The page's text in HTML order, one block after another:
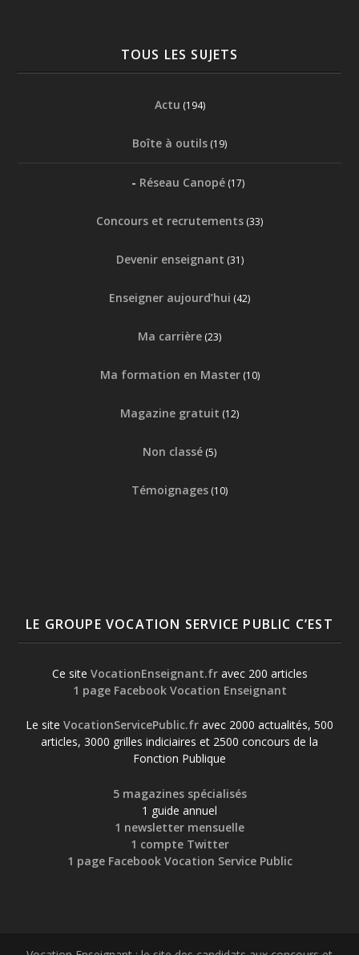
TOUS LES SUJETS
Actu (194)
Boîte à outils (19)
Réseau Canopé(17)
Concours et recrutements (33)
Devenir enseignant (31)
Enseigner aujourd’hui (42)
Ma carrière (23)
Ma formation en Master(10)
Magazine gratuit (12)
Non classé (5)
Témoignages (10)
LE GROUPE VOCATION SERVICE PUBLIC C’EST
Ce site VocationEnseignant.fravec 200 articles
1 page Facebook Vocation Enseignant
Le site VocationServicePublic.fr avec 2000 actualités, 500
articles, 3000 grilles indiciaires et 2500 concours de la
Fonction Publique
5 magazines spécialisés
1 guide annuel
1 newsletter mensuelle
1 compte Twitter
1 page Facebook Vocation Service Public